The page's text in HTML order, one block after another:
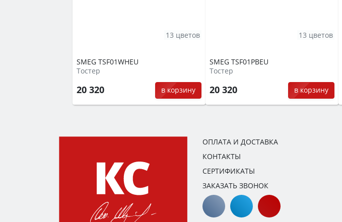
SMEG TSF01WHEU
Тостер
20 320 в корзину
13 цветов
SMEG TSF01PBEU
Тостер
20 320 в корзину
13 цветов
ОПЛАТА И ДОСТАВКА
КОНТАКТЫ
СЕРТИФИКАТЫ
ЗАКАЗАТЬ ЗВОНОК